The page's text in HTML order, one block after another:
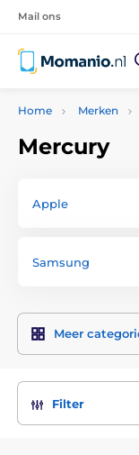
Mail ons
Home Merken
Mercury
Apple
Samsung
Meer
Filter